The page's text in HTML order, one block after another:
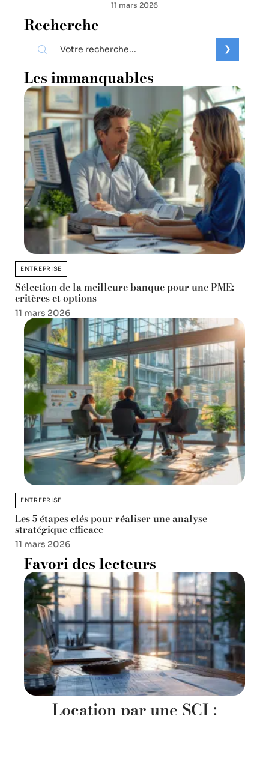
11 mars 2026
Recherche
Les immanquables
ENTREPRISE
Sélection de la meilleure banque pour une PME:
critères et options
11 mars 2026
ENTREPRISE
Les 5 étapes clés pour réaliser une analyse
stratégique efficace
11 mars 2026
Favori des lecteurs
Location par une SCI :